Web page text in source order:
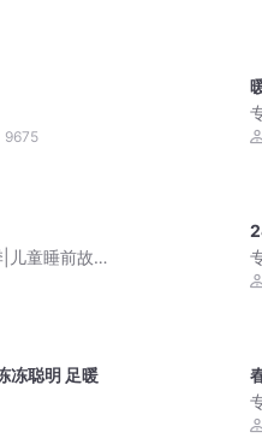
9675
儿童睡前故
冻聪明 足暖